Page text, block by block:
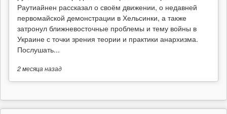
Раутиайнен рассказал о своём движении, о недавней
первомайской демонстрации в Хельсинки, а также
затронул ближневосточные проблемы и тему войны в
Украине с точки зрения теории и практики анархизма.
Послушать...
2 месяцаназад